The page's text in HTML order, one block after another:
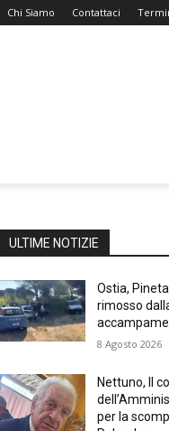
Chi Siamo Contattaci
ULTIME NOTIZIE
Ostia,
rimosso
8 Agosto 2026
Nettuno, Il
per la